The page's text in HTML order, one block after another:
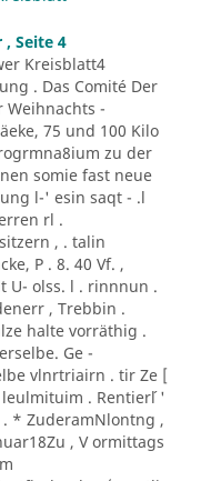
, Seite 4
Kreisblatt4
. Das Comité Der
Weihnachts -
75 und 100 Kilo
zu der
somie fast neue
l-' esin saqt - .l
rl .
, . talin
P . 8. 40 Vf. ,
U- olss. l . rinnnun .
, Trebbin .
halte vorräthig .
Ge -
vlnrtriairn . tir Ze [
. Rentier´l '
* ZuderamNlontng ,
, V ormittags